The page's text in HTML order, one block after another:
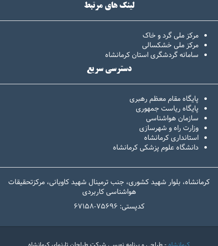
لینک های مرتبط
مرکز ملی گرد و خاک
مرکز ملی خشکسالی
سامانه گردشگری استان کرمانشاه
دسترسی سریع
پایگاه مقام معظم رهبری
پایگاه ریاست جمهوری
سازمان هواشناسی
وزارت راه و شهرسازی
استانداری کرمانشاه
دانشگاه علوم پزشکی کرمانشاه
کرمانشاه، بلوار شهید کشوری، جنب ترمینال شهید کاویانی، مرکزتحقیقات
هواشناسی کاربردی
67158-کدپستی: 75696